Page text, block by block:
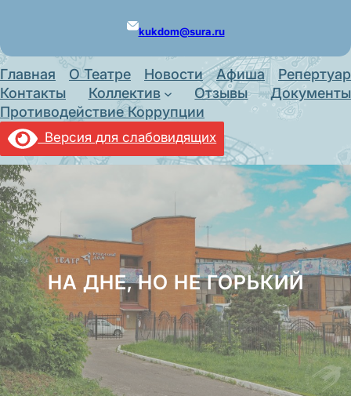
kukdom@sura.ru
Главная О Театре Новости Афиша
Репертуар
Контакты
Коллектив Отзывы
Документы
Противодействие Коррупции
Версия для слабовидящих
НА ДНЕ, НО НЕ ГОРЬКИЙ